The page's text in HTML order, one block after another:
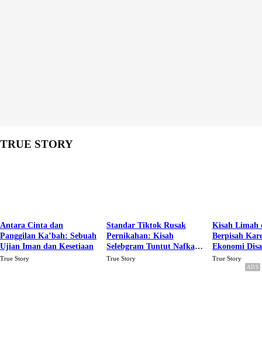
TRUE STORY
Antara Cinta dan
Panggilan Ka’bah: Sebuah
Ujian Iman dan Kesetiaan
True Story
Standar Tiktok Rusak
Pernikahan: Kisah
Selebgram Tuntut Nafkah
Rp.15 Juta Perbulan
True Story
Kisah Limah
Berpisah
Ekonomi
Karena Cinta
True Story